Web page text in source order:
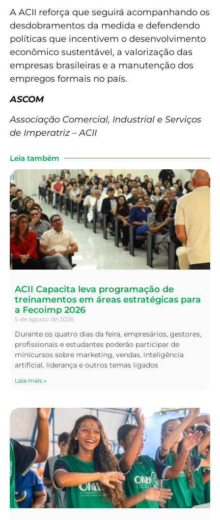
A ACII reforça que seguirá acompanhando os
desdobramentos da medida e defendendo
políticas que incentivem o desenvolvimento
econômico sustentável, a valorização das
empresas brasileiras e a manutenção dos
empregos formais no país.
ASCOM
Associação Comercial, Industrial e Serviços
de Imperatriz – ACII
Leia também
ACII Capacita leva programação de
treinamentos em áreas estratégicas para
a Fecoimp 2026
5 de agosto de 2026
Durante os quatro dias da feira, empresários, gestores,
profissionais e estudantes poderão participar de
minicursos sobre marketing, vendas, inteligência
artificial, liderança e outros temas ligados
Leia mais »